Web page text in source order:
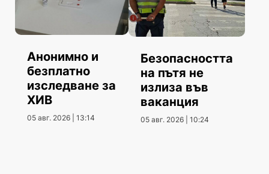
Анонимно и
безплатно
изследване за
ХИВ
05 авг. 2026 | 13:14
Безопасността
на пътя не
излиза във
ваканция
05 авг. 2026 | 10:24